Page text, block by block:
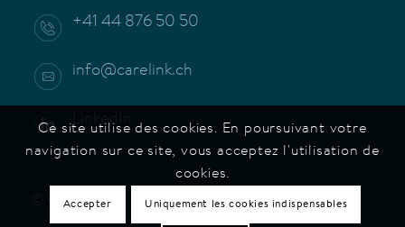
+41 44 876 50 50
info@carelink.ch
LinkedIn
© Carelink
Ce site utilise des cookies. En poursuivant votre
navigation sur ce site, vous acceptez l'utilisation de
cookies.
Accepter Uniquement les cookies indispensables